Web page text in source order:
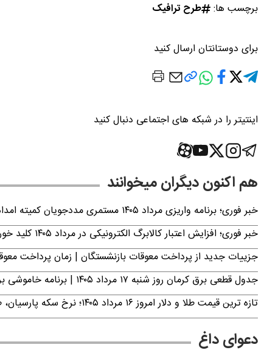
برچسب ها: طرح ترافیک
برای دوستانتان ارسال کنید
اینتیتر را در شبکه های اجتماعی دنبال کنید
هم اکنون دیگران میخوانند
خبر فوری؛ برنامه واریزی مرداد ۱۴۰۵ مستمری مددجویان کمیته امداد و بهزیستی اعلام شد
خبر فوری؛ افزایش اعتبار کالابرگ الکترونیکی در مرداد ۱۴۰۵ کلید خورد
جزییات جدید از پرداخت معوقات بازنشستگان | زمان پرداخت
جدول قطعی برق کرمان روز شنبه ۱۷ مرداد ۱۴۰۵ | برنامه خاموشی برق کرمان اعلام شد
تازه ترین قیمت طلا و دلار امروز ۱۶ مرداد ۱۴۰۵؛ نرخ سکه پارسیان، طلای ۱۸ عیار، دینار عراق و ارز دیجیتال +جدول (آنلاین)
دعوای داغ